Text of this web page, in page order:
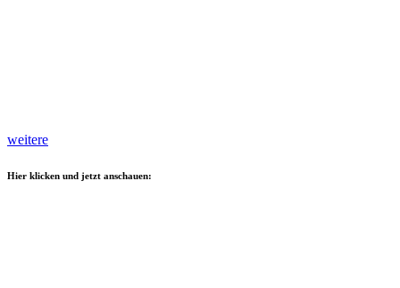
weitere
Hier klicken und jetzt anschauen: